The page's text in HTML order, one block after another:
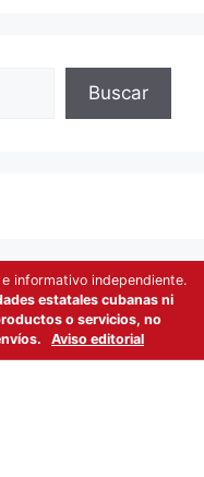
Buscar
informativo independiente.
estatales cubanas ni
o servicios, no
Aviso editorial